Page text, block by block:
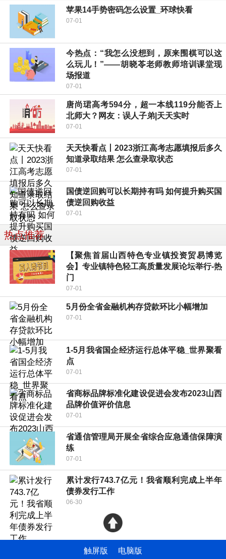
苹果14手势密码怎么设置_环球快看
07-01
今热点：“我怎么没想到，原来围棋可以这
么玩儿！”——胡晓苓老师教师培训课堂现
场报道
07-01
唐尚珺高考594分，超一本线119分能否上
北师大？网友：误人子弟|天天实时
07-01
天天快看点丨2023浙江高考志愿填报后多久
知道录取结果 怎么查录取状态
07-01
国债逆回购可以长期持有吗 如何提升购买国
债逆回购收益
07-01
热点推荐
【聚焦首届山西特色专业镇投资贸易博览
会】专业镇特色轻工高质量发展论坛举行-热
门
07-01
5月份全省金融机构存贷款环比小幅增加
07-01
1-5月我省国企经济运行总体平稳_世界聚看
点
07-01
省商标品牌标准化建设促进会发布2023山西
品牌价值评价信息
07-01
省通信管理局开展全省综合应急通信保障演
练
07-01
累计发行743.7亿元！我省顺利完成上半年
债券发行工作
06-30
触屏版 电脑版